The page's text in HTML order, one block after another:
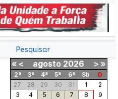
Pesquisar
« < agosto 2026 > »
2ª 3ª 4ª 5ª 6ª Sb
D
27
28 29 30 31 1
2
3
4 5 6 7 8
9